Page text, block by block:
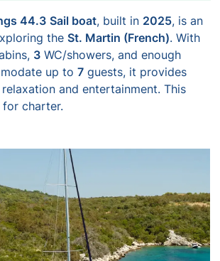
44.3 Sail boat, built in 2025, is an
theSt. Martin (French). With
3 WC/showers, and enough
up to7 guests, it provides
and entertainment. This
for charter.